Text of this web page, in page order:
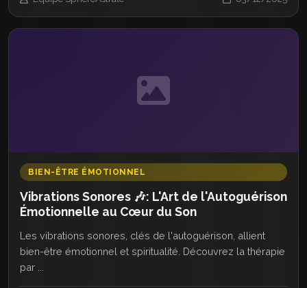
BIEN-ÊTRE ÉMOTIONNEL
Vibrations Sonores 🎶: L'Art de l'Autoguérison
Émotionnelle au Cœur du Son
Les vibrations sonores, clés de l'autoguérison, allient
bien-être émotionnel et spiritualité. Découvrez la thérapie
par ...